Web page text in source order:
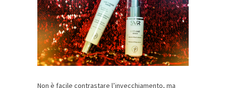
Non è facile contrastare l’invecchiamento, ma